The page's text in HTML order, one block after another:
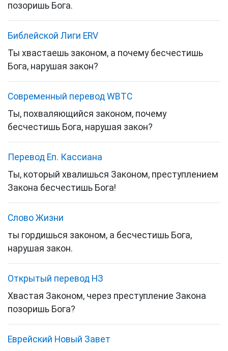
позоришь Бога.
Библейской Лиги ERV
Ты хвастаешь законом, а почему бесчестишь
Бога, нарушая закон?
Cовременный перевод WBTC
Ты, похваляющийся законом, почему
бесчестишь Бога, нарушая закон?
Перевод Еп. Кассиана
Ты, который хвалишься Законом, преступлением
Закона бесчестишь Бога!
Слово Жизни
ты гордишься законом, а бесчестишь Бога,
нарушая закон.
Открытый перевод НЗ
Хвастая Законом, через преступление Закона
позоришь Бога?
Еврейский Новый Завет